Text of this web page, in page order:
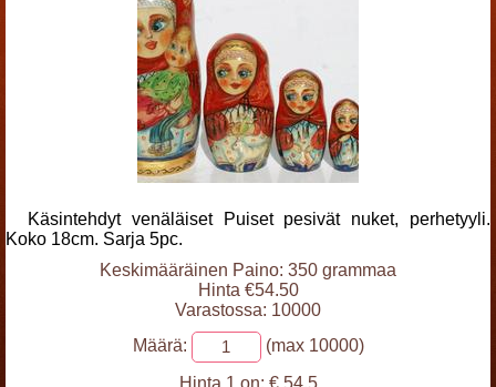
Käsintehdyt venäläiset Puiset pesivät nuket, perhetyyli.
Koko 18cm. Sarja 5pc.
Keskimääräinen Paino: 350 grammaa
Hinta €54.50
Varastossa: 10000
Määrä:
(max 10000)
Hinta 1 on: € 54.5